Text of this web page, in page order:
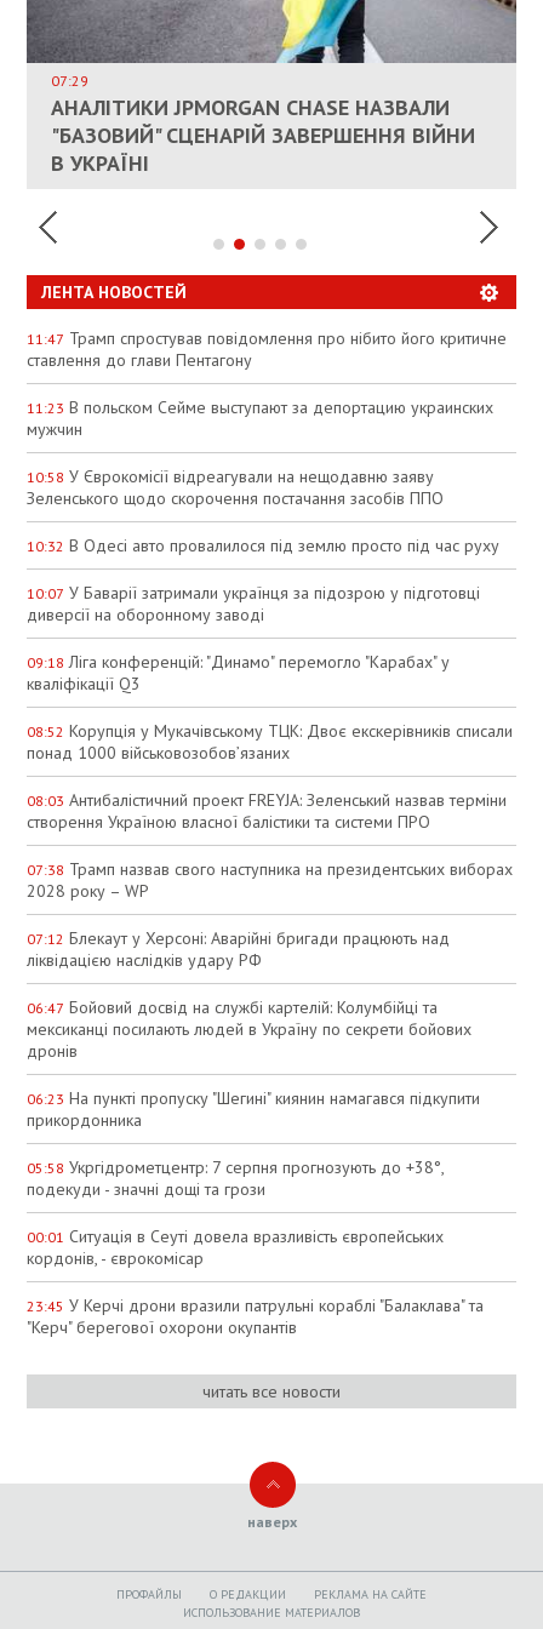
КАНДИДАТ В ПРЕМЬЕРЫ ПОЛЬШИ ПРИЗВАЛ
ЕС ПРЕКРАТИТЬ ВОЕННУЮ ПОМОЩЬ
УКРАИНЕ
07:29
АНАЛІТИКИ JPMORGAN CHASE НАЗВАЛИ
"БАЗОВИЙ" СЦЕНАРІЙ ЗАВЕРШЕННЯ ВІЙНИ
В УКРАЇНІ
ВЛАСНИКАМ ЗРУЙНОВАНОГО ЖИТЛА
ДОЗВОЛИЛИ НЕ ПЛАТИТИ ЗА КОМУНАЛКУ
ИНТЕГРАЦИЯ УКРАИНЫ В НАТО ВРЯД ЛИ
СОСТОИТСЯ В БЛИЖАЙШЕЕ ВРЕМЯ, –
РЮТТЕ
ПАЛИВНИЙ РИНОК РОЗІГРІЛИ ШТУЧНО:
АНАЛІТИКИ ЗВИНУВАТИЛИ АЗС У
СПЕКУЛЯЦІЇ
ЛЕНТА НОВОСТЕЙ
11:47 Трамп спростував повідомлення про нібито його критичне
ставлення до глави Пентагону
11:23 В польском Сейме выступают за депортацию украинских
мужчин
10:58 У Єврокомісії відреагували на нещодавню заяву
Зеленського щодо скорочення постачання засобів ППО
10:32 В Одесі авто провалилося під землю просто під час руху
10:07 У Баварії затримали українця за підозрою у підготовці
диверсії на оборонному заводі
09:18 Ліга конференцій: "Динамо" перемогло "Карабах" у
кваліфікації Q3
08:52 Корупція у Мукачівському ТЦК: Двоє екскерівників списали
понад 1000 військовозобов’язаних
08:03 Антибалістичний проект FREYJA: Зеленський назвав терміни
створення Україною власної балістики та системи ПРО
07:38 Трамп назвав свого наступника на президентських виборах
2028 року – WP
07:12 Блекаут у Херсоні: Аварійні бригади працюють над
ліквідацією наслідків удару РФ
06:47 Бойовий досвід на службі картелій: Колумбійці та
мексиканці посилають людей в Україну по секрети бойових
дронів
06:23 На пункті пропуску "Шегині" киянин намагався підкупити
прикордонника
05:58 Укргідрометцентр: 7 серпня прогнозують до +38°,
подекуди - значні дощі та грози
00:01 Ситуація в Сеуті довела вразливість європейських
кордонів, - єврокомісар
23:45 У Керчі дрони вразили патрульні кораблі "Балаклава" та
"Керч" берегової охорони окупантів
читать все новости
наверх
ПРОФАЙЛЫ O РЕДАКЦИИ
РЕКЛАМА НА САЙТЕ
ИСПОЛЬЗОВАНИЕ МАТЕРИАЛОВ